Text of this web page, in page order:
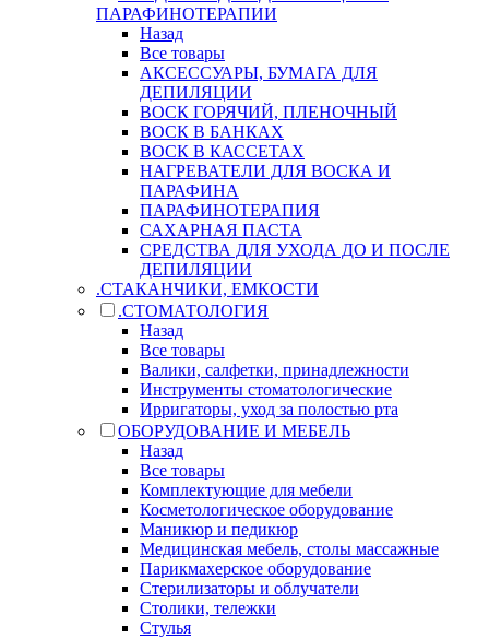
ПАРАФИНОТЕРАПИИ
Назад
Все товары
АКСЕССУАРЫ, БУМАГА ДЛЯ
ДЕПИЛЯЦИИ
ВОСК ГОРЯЧИЙ, ПЛЕНОЧНЫЙ
ВОСК В БАНКАХ
ВОСК В КАССЕТАХ
НАГРЕВАТЕЛИ ДЛЯ ВОСКА И
ПАРАФИНА
ПАРАФИНОТЕРАПИЯ
САХАРНАЯ ПАСТА
СРЕДСТВА ДЛЯ УХОДА ДО И ПОСЛЕ
ДЕПИЛЯЦИИ
.СТАКАНЧИКИ, ЕМКОСТИ
.СТОМАТОЛОГИЯ
Назад
Все товары
Валики, салфетки, принадлежности
Инструменты стоматологические
Ирригаторы, уход за полостью рта
ОБОРУДОВАНИЕ И МЕБЕЛЬ
Назад
Все товары
Комплектующие для мебели
Косметологическое оборудование
Маникюр и педикюр
Медицинская мебель, столы массажные
Парикмахерское оборудование
Стерилизаторы и облучатели
Столики, тележки
Стулья